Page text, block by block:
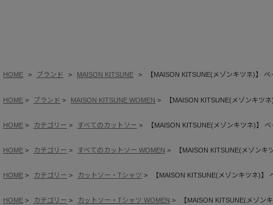
HOME ブランド MAISON KITSUNE 【MAISON KITSUNE(メゾンキツネ)】
HOME ブランド MAISON KITSUNE WOMEN 【MAISON KITSUNE(メゾンキツ
HOME カテゴリー すべてのカットソー 【MAISON KITSUNE(メゾンキツネ)】
HOME カテゴリー すべてのカットソー WOMEN 【MAISON KITSUNE(メゾン
HOME カテゴリー カットソー・Tシャツ 【MAISON KITSUNE(メゾンキツネ)
HOME カテゴリー カットソー・Tシャツ WOMEN 【MAISON KITSUNE(メゾン